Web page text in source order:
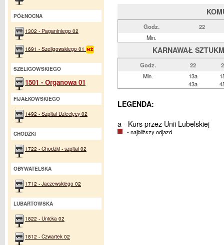
Godz.
22
Min.
KARNAWAŁ
Godz. 22
Min.
13a
43a
LEGENDA:
a - Kurs przez Unii Lubelskiej
- najbliższy odjazd
PÓŁNOCNA
1302 - Paganiniego 02
1691 - Szeligowskiego 01
SZELIGOWSKIEGO
1501 - Organowa 01
FIJAŁKOWSKIEGO
1492 - Szpital Dziecięcy 02
CHODŹKI
1722 - Chodźki - szpital 02
OBYWATELSKA
1712 - Jaczewskiego 02
LUBARTOWSKA
1822 - Unicka 02
1812 - Czwartek 02